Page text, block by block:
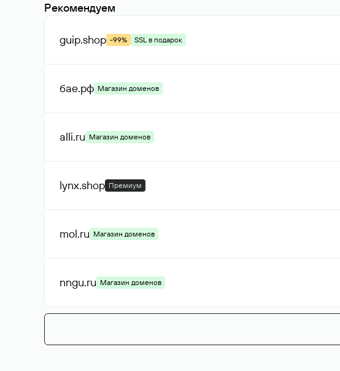
Рекомендуем
guip.shop -99% SSL в подарок
бае.рф Магазин доменов
alli.ru Магазин доменов
lynx.shop Премиум
mol.ru Магазин доменов
nngu.ru Магазин доменов